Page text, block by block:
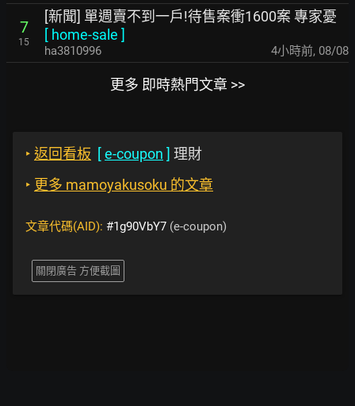
7
15
[新聞] 單週賣不到一戶!待售案衝1600案 專家憂
[ home-sale ]
ha3810996 4小時前, 08/08
更多 即時熱門文章 >>
‣ 返回看板 [e-coupon ] 理財
‣ 更多 mamoyakusoku 的文章
文章代碼(AID): #1g90VbY7 (e-coupon)
關閉廣告 方便截圖